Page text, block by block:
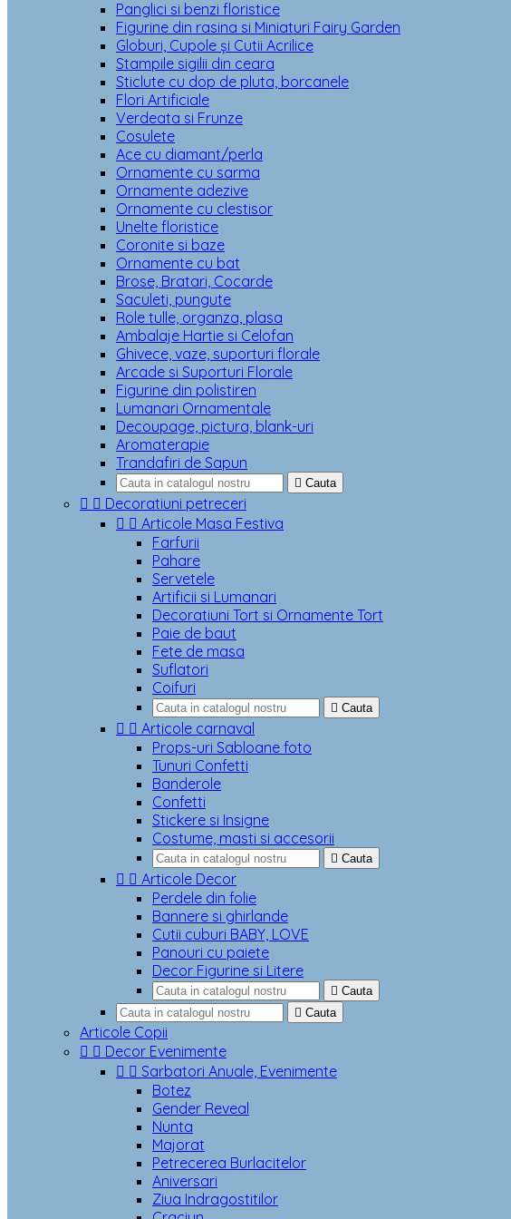
Panglici si benzi floristice
Figurine din rasina si Miniaturi Fairy Garden
Globuri, Cupole și Cutii Acrilice
Stampile sigilii din ceara
Sticlute cu dop de pluta, borcanele
Flori Artificiale
Verdeata si Frunze
Cosulete
Ace cu diamant/perla
Ornamente cu sarma
Ornamente adezive
Ornamente cu clestisor
Unelte floristice
Coronite si baze
Ornamente cu bat
Brose, Bratari, Cocarde
Saculeti, pungute
Role tulle, organza, plasa
Ambalaje Hartie si Celofan
Ghivece, vaze, suporturi florale
Arcade si Suporturi Florale
Figurine din polistiren
Lumanari Ornamentale
Decoupage, pictura, blank-uri
Aromaterapie
Trandafiri de Sapun
 Cauta
  Decoratiuni petreceri
  Articole Masa Festiva
Farfurii
Pahare
Servetele
Artificii si Lumanari
Decoratiuni Tort si Ornamente Tort
Paie de baut
Fete de masa
Suflatori
Coifuri
 Cauta
  Articole carnaval
Props-uri Sabloane foto
Tunuri Confetti
Banderole
Confetti
Stickere si Insigne
Costume, masti si accesorii
 Cauta
  Articole Decor
Perdele din folie
Bannere si ghirlande
Cutii cuburi BABY, LOVE
Panouri cu paiete
Decor Figurine si Litere
 Cauta
 Cauta
Articole Copii
  Decor Evenimente
  Sarbatori Anuale, Evenimente
Botez
Gender Reveal
Nunta
Majorat
Petrecerea Burlacitelor
Aniversari
Ziua Indragostitilor